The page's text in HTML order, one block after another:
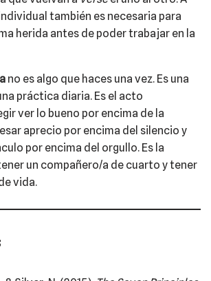
también es necesaria para
herida antes de poder trabajar en la
no es algo que haces una vez. Es una
práctica diaria. Es el acto
ver lo bueno por encima de la
aprecio por encima del silencio y
por encima del orgullo. Es la
un compañero/a de cuarto y tener
vida.